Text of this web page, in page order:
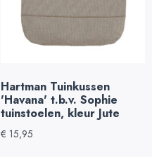
Hartman Tuinkussen
'Havana' t.b.v. Sophie
tuinstoelen, kleur Jute
€ 15,95